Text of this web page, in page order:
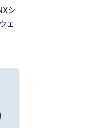
シ
ェ